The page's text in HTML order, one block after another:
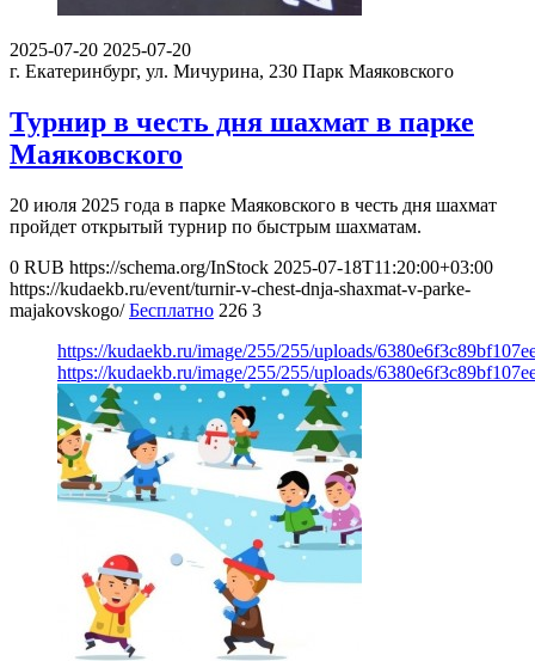
2025-07-20 2025-07-20
г. Екатеринбург, ул. Мичурина, 230 Парк Маяковского
Турнир в честь дня шахмат в парке
Маяковского
20 июля 2025 года в парке Маяковского в честь дня шахмат
пройдет открытый турнир по быстрым шахматам.
0 RUB https://schema.org/InStock 2025-07-18T11:20:00+03:00
https://kudaekb.ru/event/turnir-v-chest-dnja-shaxmat-v-parke-
majakovskogo/ Бесплатно 226 3
https://kudaekb.ru/image/255/255/uploads/
https://kudaekb.ru/image/255/255/uploads/